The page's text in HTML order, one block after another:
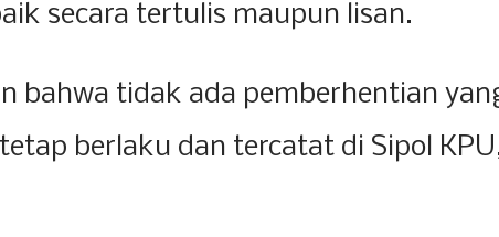
secara tertulis maupun lisan.
bahwa tidak ada pemberhentian
berlaku dan tercatat di Sipol